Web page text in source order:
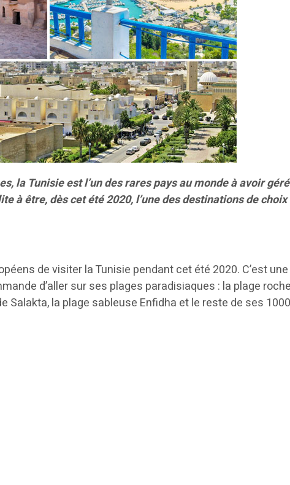
la Tunisie est l’un des rares pays au monde à avoir
à être, dès cet été 2020, l’une des destinations de
de visiter la Tunisie pendant cet été 2020. C’est
d’aller sur ses plages paradisiaques : la plage
Salakta, la plage sableuse Enfidha et le reste de ses